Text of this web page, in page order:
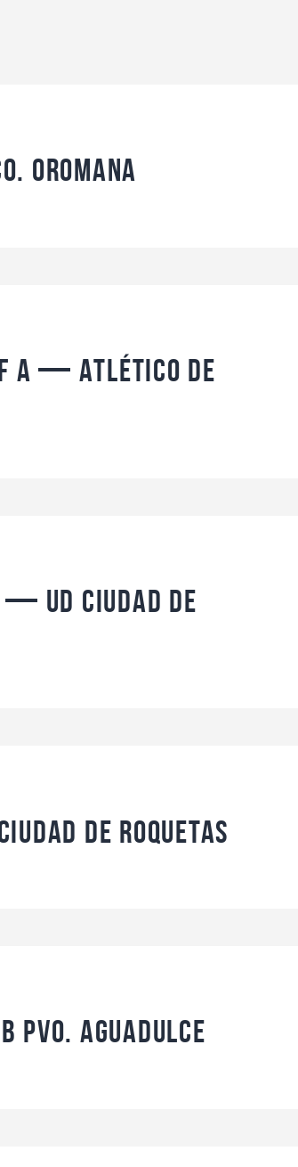
Oromana
A — Atlético de
UD Ciudad de
de Roquetas
Pvo. Aguadulce